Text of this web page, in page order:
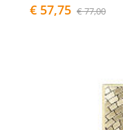
€ 57,75 € 77,00